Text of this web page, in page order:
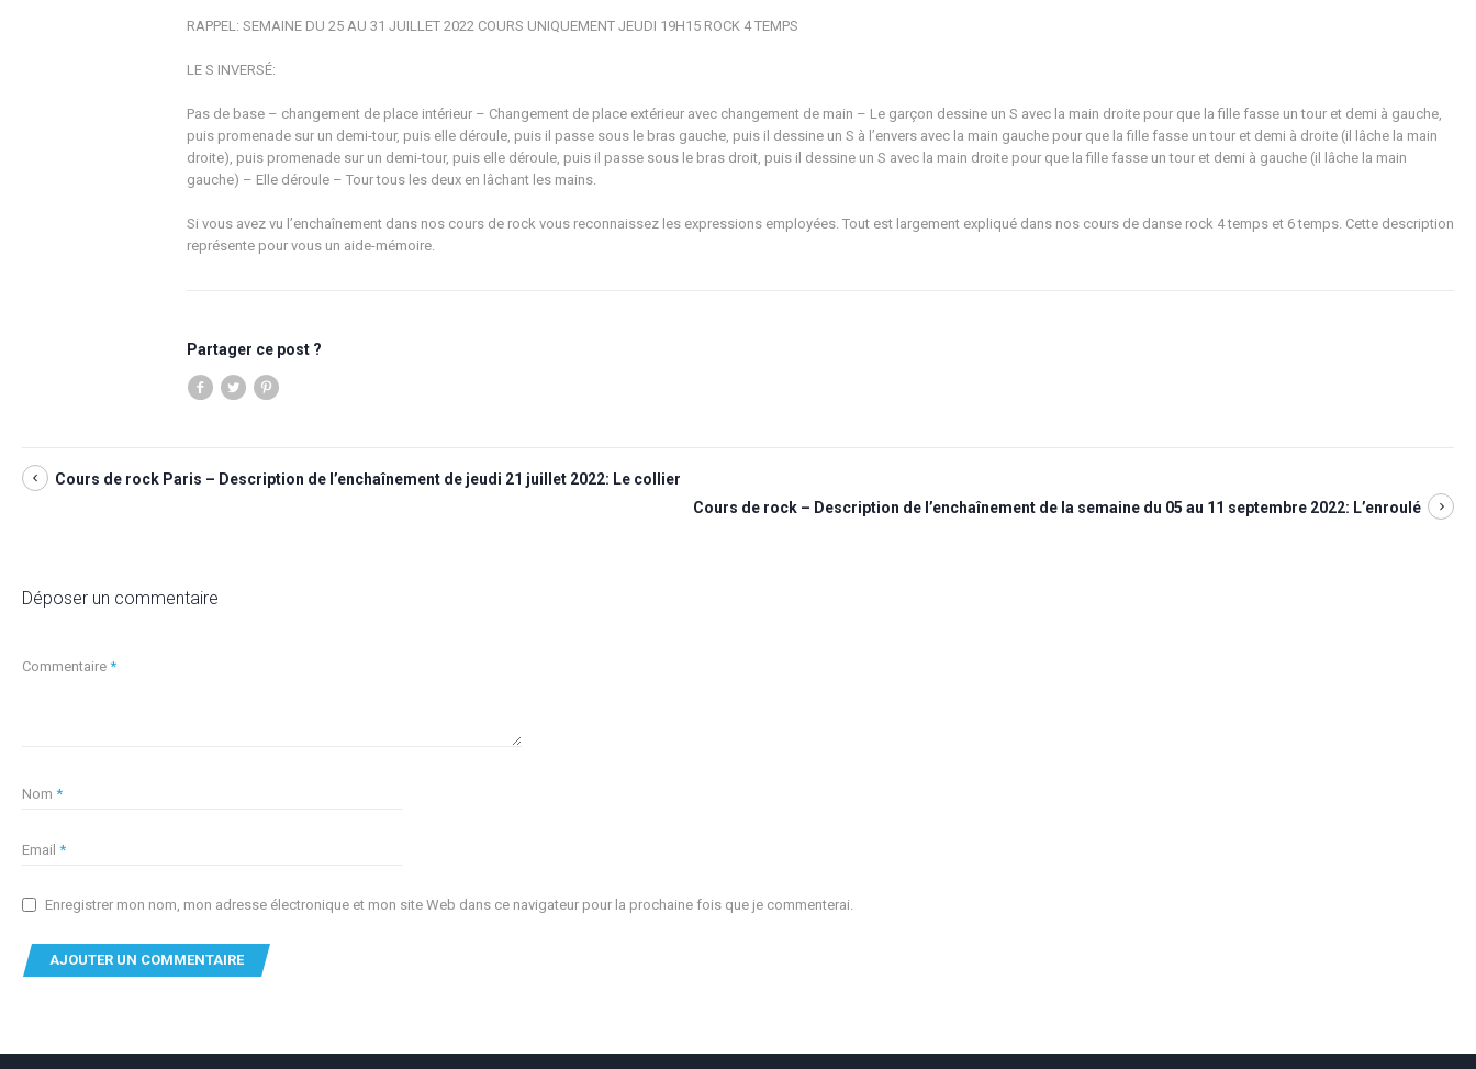
RAPPEL: SEMAINE DU 25 AU 31 JUILLET 2022 COURS UNIQUEMENT JEUDI 19H15 ROCK 4 TEMPS
LE S INVERSÉ:
Pas de base – changement de place intérieur – Changement de place extérieur avec changement de main – Le garçon dessine un S avec la main droite pour que la fille fasse un tour et demi à gauche,
puis promenade sur un demi-tour, puis elle déroule, puis il passe sous le bras gauche, puis il dessine un S à l’envers avec la main gauche pour que la fille fasse un tour et demi à droite (il lâche la main
droite), puis promenade sur un demi-tour, puis elle déroule, puis il passe sous le bras droit, puis il dessine un S avec la main droite pour que la fille fasse un tour et demi à gauche (il lâche la main
gauche) – Elle déroule – Tour tous les deux en lâchant les mains.
Si vous avez vu l’enchaînement dans nos cours de rock vous reconnaissez les expressions employées. Tout est largement expliqué dans nos cours de danse rock 4 temps et 6 temps. Cette description
représente pour vous un aide-mémoire.
Partager ce post ?
Cours de rock Paris – Description de l’enchaînement de jeudi 21 juillet 2022: Le collier
Cours de rock – Description de l’enchaînement de la semaine du 05 au 11 septembre 2022: L’enroulé
Déposer un commentaire
Commentaire *
Nom *
Email *
Enregistrer mon nom, mon adresse électronique et mon site Web dans ce navigateur pour la prochaine fois que je commenterai.